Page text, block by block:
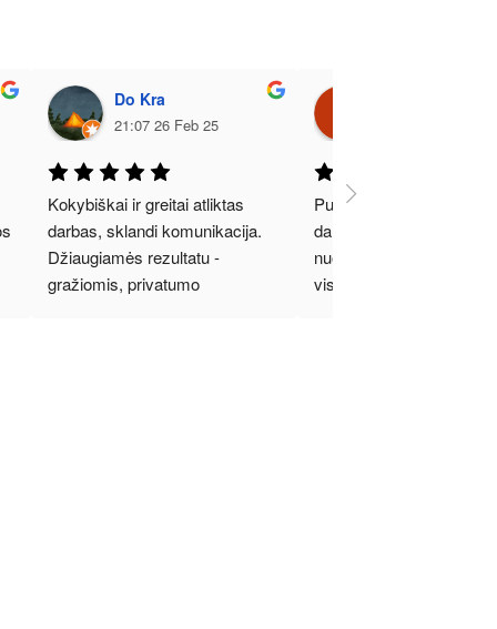
Do Kra
21:07 26 Feb 25
Kokybiškai ir greitai atliktas
darbas, sklandi komunikacija.
Džiaugiamės rezultatu -
gražiomis, privatumo
Puikiai kokybiškai
darbas, puiki
nuoširdi rekomendacija
visiems, kam aktualios